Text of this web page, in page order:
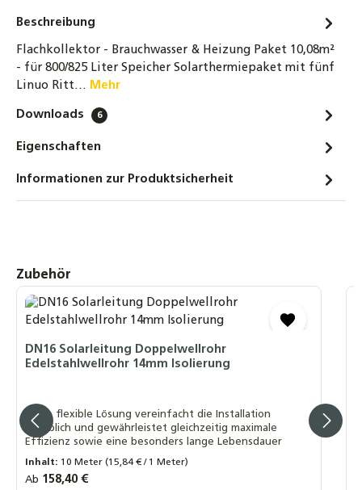
Beschreibung
Flachkollektor - Brauchwasser & Heizung Paket 10,08m²
- für 800/825 Liter Speicher Solarthermiepaket mit fünf
Linuo Ritt… Mehr
Downloads 6
Eigenschaften
Informationen zur Produktsicherheit
Produktgalerie überspringen
Zubehör
DN16 Solarleitung Doppelwellrohr
Edelstahlwellrohr 14mm Isolierung
Diese flexible Lösung vereinfacht die Installation
erheblich und gewährleistet gleichzeitig maximale
Effizienz sowie eine besonders lange Lebensdauer
Inhalt: 10 Meter(15,84 € / 1 Meter)
Regulärer Preis:
Ab 158,40 €